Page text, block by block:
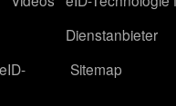
Dienstanbieter
Sitemap